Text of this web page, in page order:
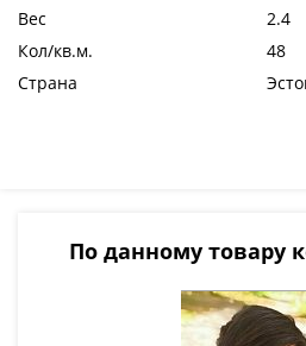
Вес
2.4
Кол/кв.м.
48
Страна
По данному товару